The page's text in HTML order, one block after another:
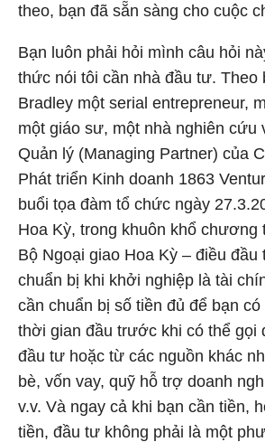
theo, bạn đã sẵn sàng cho cuộc
Bạn luôn phải hỏi mình câu hỏi
thức nói tôi cần nhà đầu tư. Theo
Bradley một serial entrepreneur,
một giáo sư, một nhà nghiên cứu
Quản lý (Managing Partner) của
Phát triển Kinh doanh 1863
buổi tọa đàm tổ chức ngày
Hoa Kỳ, trong khuôn khổ chương
Bộ Ngoại giao Hoa Kỳ – điều đầu
chuẩn bị khi khởi nghiệp là tài
cần chuẩn bị số tiền đủ để bạn
thời gian đầu trước khi có thể gọi
đầu tư hoặc từ các nguồn khác
bè, vốn vay, quỹ hỗ trợ doanh
v.v. Và ngay cả khi bạn cần tiền,
tiền, đầu tư không phải là một